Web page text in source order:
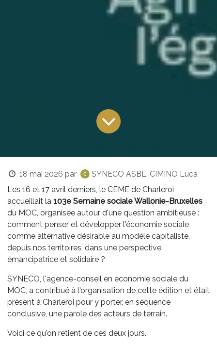
18 mai 2026 par
SYNECO ASBL, CIMINO Luca
Les 16 et 17 avril derniers, le CEME de Charleroi
accueillait la 103e Semaine sociale Wallonie-Bruxelles
du MOC, organisée autour d'une question ambitieuse :
comment penser et développer l'économie sociale
comme alternative désirable au modèle capitaliste,
depuis nos territoires, dans une perspective
émancipatrice et solidaire ?
SYNECO, l'agence-conseil en économie sociale du
MOC, a contribué à l'organisation de cette édition et était
présent à Charleroi pour y porter, en séquence
conclusive, une parole des acteurs de terrain.
Voici ce qu'on retient de ces deux jours.